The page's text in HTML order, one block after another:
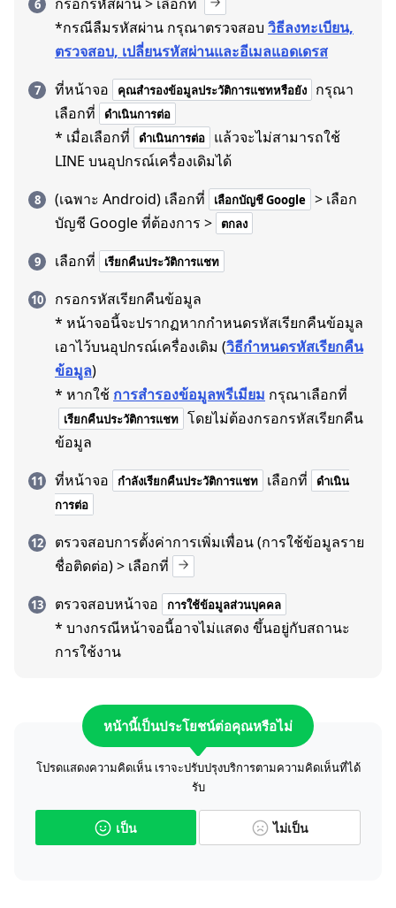
*กรณีลืมรหัสผ่าน กรุณาตรวจสอบ วิธีลงทะเบียน,
ตรวจสอบ, เปลี่ยนรหัสผ่านและอีเมลแอดเดรส
ที่หน้าจอ
คุณสำรองข้อมูลประวัติการแชทหรือยัง
กรุณา
เลือกที่
ดำเนินการต่อ
* เมื่อเลือกที่ ดำเนินการต่อ
แล้วจะไม่สามารถใช้
LINE บนอุปกรณ์เครื่องเดิมได้
(เฉพาะ Android) เลือกที่
เลือกบัญชี Google > เลือก
บัญชี Google ที่ต้องการ >
ตกลง
เลือกที่ เรียกคืนประวัติการแชท
กรอกรหัสเรียกคืนข้อมูล
* หน้าจอนี้จะปรากฏหากกำหนดรหัสเรียกคืนข้อมูล
เอาไว้บนอุปกรณ์เครื่องเดิม (วิธีกำหนดรหัสเรียกคืน
ข้อมูล)
* หากใช้ การสำรองข้อมูลพรีเมียม กรุณาเลือกที่
เรียกคืนประวัติการแชท โดยไม่ต้องกรอกรหัสเรียกคืน
ข้อมูล
ที่หน้าจอ
กำลังเรียกคืนประวัติการแชท เลือกที่
ดำเนิน
การต่อ
ตรวจสอบการตั้งค่าการเพิ่มเพื่อน (การใช้ข้อมูลราย
ชื่อติดต่อ) > เลือกที่
ตรวจสอบหน้าจอ
การใช้ข้อมูลส่วนบุคคล
* บางกรณีหน้าจอนี้อาจไม่แสดง ขึ้นอยู่กับสถานะ
การใช้งาน
หน้านี้เป็นประโยชน์ต่อคุณหรือไม่
โปรดแสดงความคิดเห็น เราจะปรับปรุงบริการตามความคิดเห็นที่ได้
รับ
เป็น ไม่เป็น